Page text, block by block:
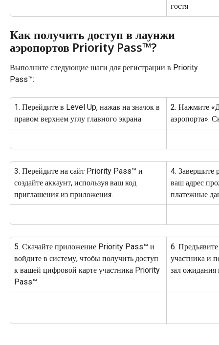
гостя
Как получить доступ в лаунжи
аэропортов Priority Pass™?
Выполните следующие шаги для регистрации в Priority
Pass™:
1. Перейдите в Level Up, нажав на значок в
правом верхнем углу главного экрана
2. Нажмите
аэропорта».
3. Перейдите на сайт Priority Pass™ и
создайте аккаунт, используя ваш код
приглашения из приложения.
4. Завершите
ваш адрес
платежные
5. Скачайте приложение Priority Pass™ и
войдите в систему, чтобы получить доступ
к вашей цифровой карте участника Priority
Pass™
6.
участника и
зал ожидания